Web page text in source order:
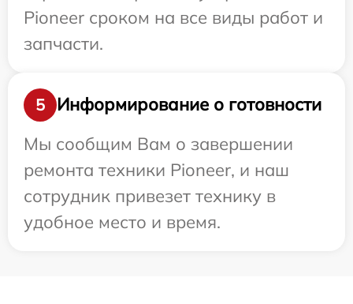
Pioneer сроком на все виды работ и
запчасти.
5
Информирование о готовности
Мы сообщим Вам о завершении
ремонта техники Pioneer, и наш
сотрудник привезет технику в
удобное место и время.